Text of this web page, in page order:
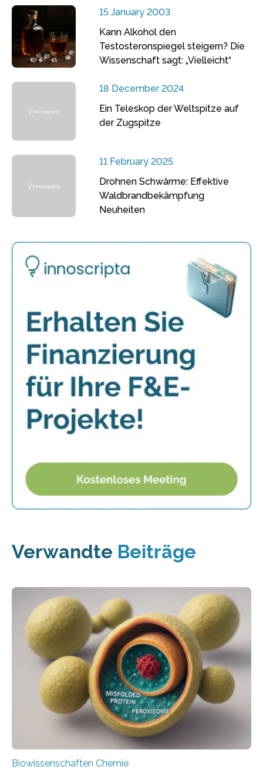
15 January 2003
Kann Alkohol den
Testosteronspiegel steigern? Die
Wissenschaft sagt: „Vielleicht“
18 December 2024
Ein Teleskop der Weltspitze auf
der Zugspitze
11 February 2025
Drohnen Schwärme: Effektive
Waldbrandbekämpfung
Neuheiten
Verwandte Beiträge
Biowissenschaften Chemie